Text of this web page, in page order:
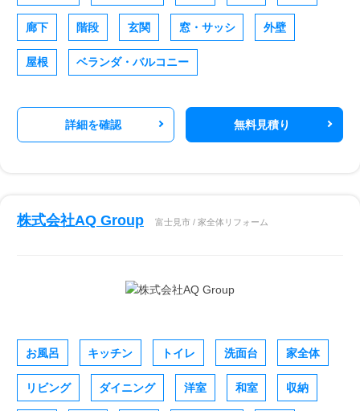
廊下 階段 玄関 窓・サッシ 外壁
屋根 ベランダ・バルコニー
詳細を確認 無料見積り
株式会社AQ Group 富士見市 / 家全体リフォーム
お風呂 キッチン トイレ 洗面台 家全体
リビング ダイニング 洋室 和室 収納